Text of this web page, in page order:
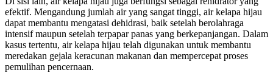
efektif. Mengandung jumlah air yang sangat tinggi, air kelapa hijau
dapat membantu mengatasi dehidrasi, baik setelah berolahraga
intensif maupun setelah terpapar panas yang berkepanjangan. Dalam
kasus tertentu, air kelapa hijau telah digunakan untuk membantu
meredakan gejala keracunan makanan dan mempercepat proses
pemulihan pencernaan.